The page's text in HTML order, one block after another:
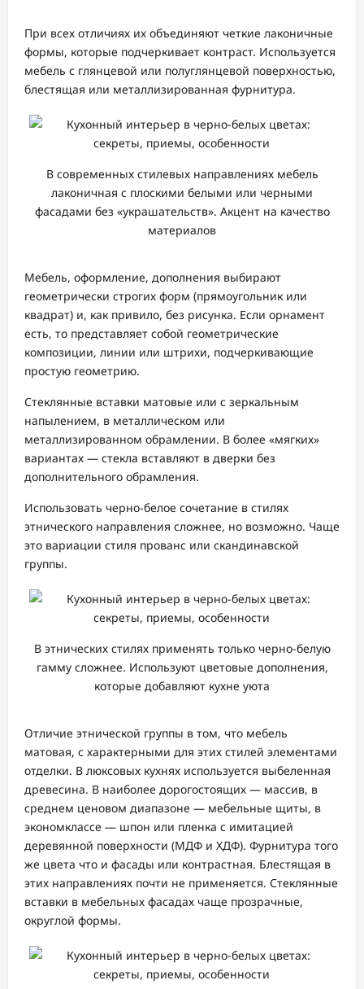
При всех отличиях их объединяют четкие лаконичные
формы, которые подчеркивает контраст. Используется
мебель с глянцевой или полуглянцевой поверхностью,
блестящая или металлизированная фурнитура.
В современных стилевых направлениях мебель
лаконичная с плоскими белыми или черными
фасадами без «украшательств». Акцент на качество
материалов
Мебель, оформление, дополнения выбирают
геометрически строгих форм (прямоугольник или
квадрат) и, как привило, без рисунка. Если орнамент
есть, то представляет собой геометрические
композиции, линии или штрихи, подчеркивающие
простую геометрию.
Стеклянные вставки матовые или с зеркальным
напылением, в металлическом или
металлизированном обрамлении. В более «мягких»
вариантах — стекла вставляют в дверки без
дополнительного обрамления.
Использовать черно-белое сочетание в стилях
этнического направления сложнее, но возможно. Чаще
это вариации стиля прованс или скандинавской
группы.
В этнических стилях применять только черно-белую
гамму сложнее. Используют цветовые дополнения,
которые добавляют кухне уюта
Отличие этнической группы в том, что мебель
матовая, с характерными для этих стилей элементами
отделки. В люксовых кухнях используется выбеленная
древесина. В наиболее дорогостоящих — массив, в
среднем ценовом диапазоне — мебельные щиты, в
экономклассе — шпон или пленка с имитацией
деревянной поверхности (МДФ и ХДФ). Фурнитура того
же цвета что и фасады или контрастная. Блестящая в
этих направлениях почти не применяется. Стеклянные
вставки в мебельных фасадах чаще прозрачные,
округлой формы.